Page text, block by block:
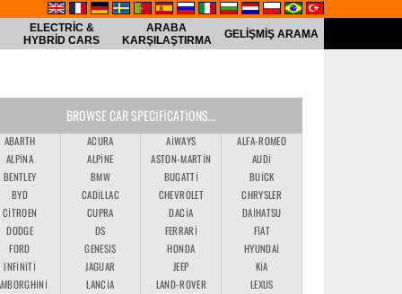
ELECTRIC &
HYBRID CARS
ARABA
KARŞILAŞTIRMA
GELIŞMIŞ ARAMA
BROWSE CAR SPECIFICATIONS...
ABARTH ACURA AIWAYS
ALFA-ROMEO
ALPINA
ALPINE ASTON-MARTIN
AUDI
BENTLEY
BMW BUGATTI
BUICK
BYD
CADILLAC CHEVROLET
CHRYSLER
CITROEN
CUPRA DACIA
DAIHATSU
DODGE
DS FERRARI
FIAT
FORD
GENESIS HONDA
HYUNDAI
INFINITI
JAGUAR JEEP
KIA
LANCIA LAND-ROVER
LEXUS